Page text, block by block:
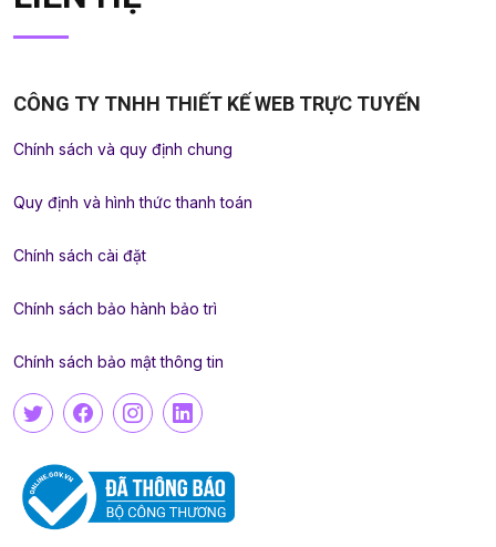
CÔNG TY TNHH THIẾT KẾ WEB TRỰC TUYẾN
Chính sách và quy định chung
Quy định và hình thức thanh toán
Chính sách cài đặt
Chính sách bảo hành bảo trì
Chính sách bảo mật thông tin